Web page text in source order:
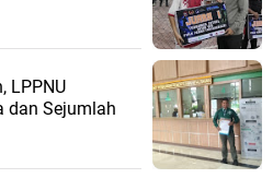
LPPNU
dan Sejumlah